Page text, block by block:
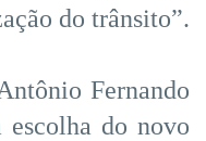
do trânsito”.
Fernando
do novo